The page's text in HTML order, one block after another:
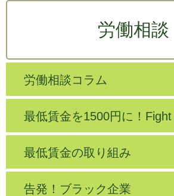
労働相談
労働相談コラム
最低賃金を1500円に！
最低賃金の取り組み
告発！ブラック企業